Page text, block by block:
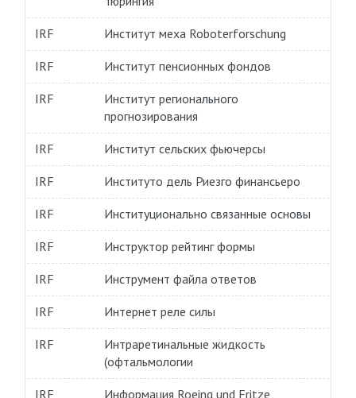
IRF Институт меха Roboterforschung
IRF Институт пенсионных фондов
IRF
Институт регионального
прогнозирования
IRF Институт сельских фьючерсы
IRF Институто дель Риезго финансьеро
IRF Институционально связанные основы
IRF Инструктор рейтинг формы
IRF Инструмент файла ответов
IRF Интернет реле силы
IRF
Интраретинальные жидкость
(офтальмологии
IRF Информация Roeing und Fritze